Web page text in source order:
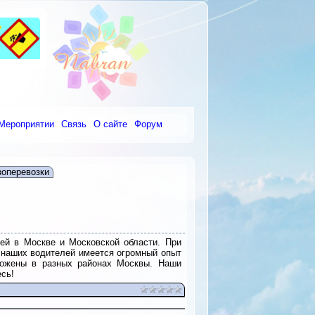
Связь О сайте Форум
в Москве и Московской области. При
водителей имеется огромный опыт
в разных районах Москвы. Наши